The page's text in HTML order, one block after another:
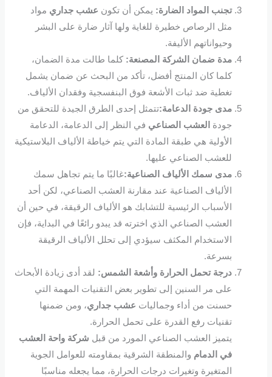
تجنب المواد الضارة:يمكن أن تكونعشب جداريمواد
مثل الرصاص خطيرة للغاية ولها آثار ضارة على البشر
وحيواناتهم الأليفة.
مدة ضمان الشركة المصنعة:كلما طالت مدة الضمان،
كلما كان المنتج أفضل، تأكد من البحث عن ضمان يشمل
تغطية ضد ثبات الأشعة فوق البنفسجية وفقدان الألياف.
مدى جودة الدعامة:تتمثل إحدى الطرق الجيدة للتحقق من
جودةالعشب الصناعيفي النظر إلى الدعامة، الدعامة
الأولية هي طبقة المادة التي يتم خياطة الألياف البلاستيكية
للعشب الصناعي عليها.
مدى سمك الألياف الصناعية:غالبًا ما يتم تجاهل سمك
الألياف الصناعية عند مقارنة العشب الصناعي، لكن أحد
الأسباب الرئيسية للتشابك هو الألياف الرقيقة، في حين أن
العشب الصناعي الذي اخترته قد يبدو رائعًا في البداية، فإن
الاستخدام المكثف سيؤدي إلى تحلل الألياف الرقيقة
بسرعة.
درجة تحمل الحرارة وأشعة الشمس:لقد أدى زيادة الأبحاث
على مر السنين إلى تطوير بعض التقنيات المهمة التي
حسنت من أداء وجمالياتعشب جداري، ومن ضمنها
تقنيات رفع القدرة على تحمل الحرارة.
يتميز العشب الصناعي المورد من قبلشركة واحة العشب
في الدماموالمنطقة الشرقية بمقاومته للعوامل الجوية
المتغيرة وتغيرات درجات الحرارة، مما يجعله مناسبًا